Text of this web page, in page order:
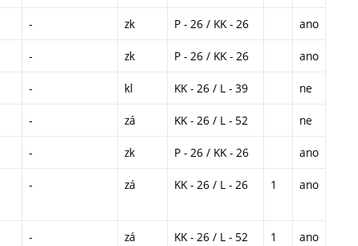
- zk P - 26 / KK - 26 ano
- zk P - 26 / KK - 26 ano
- kl KK - 26 / L - 39 ne
- zá KK - 26 / L - 52 ne
- zk P - 26 / KK - 26 ano
- zá KK - 26 / L - 26 1 ano
- zá KK - 26 / L - 52 1 ano